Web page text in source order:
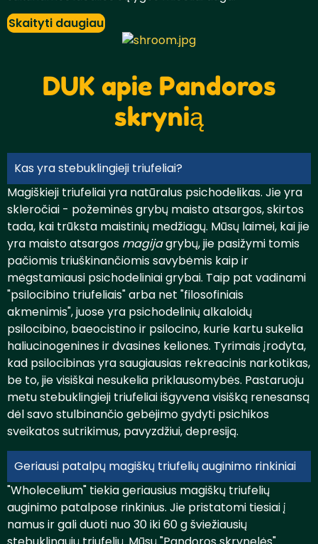
Skaityti daugiau
DUK apie Pandoros
skrynią
Kas yra stebuklingieji triufeliai?
Magiškieji triufeliai yra natūralus psichodelikas. Jie yra
skleročiai - požeminės grybų maisto atsargos, skirtos
tada, kai trūksta maistinių medžiagų. Mūsų laimei, kai jie
yra maisto atsargos magijagrybų, jie pasižymi tomis
pačiomis triuškinančiomis savybėmis kaip ir
mėgstamiausi psichodeliniai grybai. Taip pat vadinami
"psilocibino triufeliais" arba net "filosofiniais
akmenimis", juose yra psichodelinių alkaloidų
psilocibino, baeocistino ir psilocino, kurie kartu sukelia
haliucinogenines ir dvasines keliones. Tyrimais įrodyta,
kad psilocibinas yra saugiausias rekreacinis narkotikas,
be to, jie visiškai nesukelia priklausomybės. Pastaruoju
metu stebuklingieji triufeliai išgyvena visišką renesansą
dėl savo stulbinančio gebėjimo gydyti psichikos
sveikatos sutrikimus, pavyzdžiui, depresiją.
Geriausi patalpų magiškų triufelių auginimo rinkiniai
"Wholecelium" tiekia geriausius magiškų triufelių
auginimo patalpose rinkinius. Jie pristatomi tiesiai į
namus ir gali duoti nuo 30 iki 60 g šviežiausių